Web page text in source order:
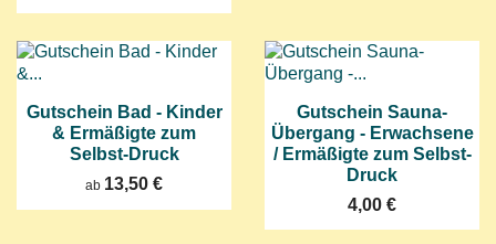
Gutschein Bad - Kinder
& Ermäßigte zum
Selbst-Druck
ab 13,50 €
Gutschein Sauna-
Übergang - Erwachsene
/ Ermäßigte zum Selbst-
Druck
4,00 €